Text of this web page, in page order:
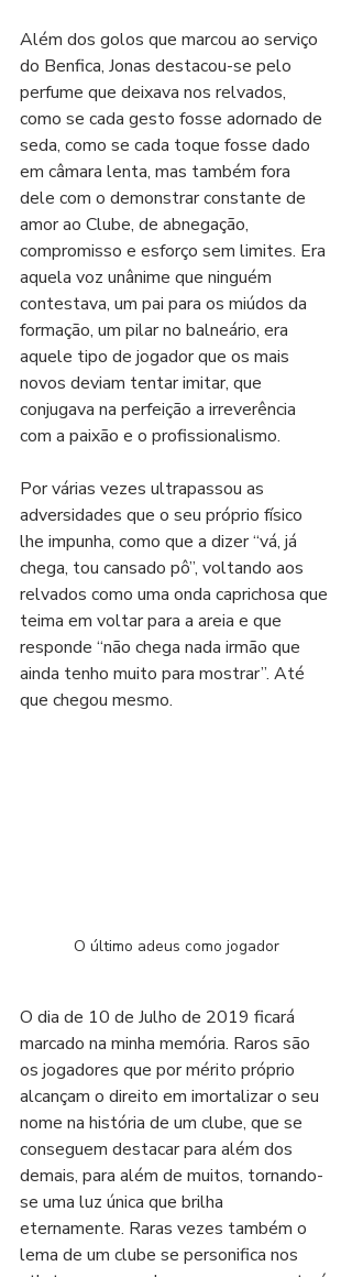
Além dos golos que marcou ao serviço
do Benfica, Jonas destacou-se pelo
perfume que deixava nos relvados,
como se cada gesto fosse adornado de
seda, como se cada toque fosse dado
em câmara lenta, mas também fora
dele com o demonstrar constante de
amor ao Clube, de abnegação,
compromisso e esforço sem limites. Era
aquela voz unânime que ninguém
contestava, um pai para os miúdos da
formação, um pilar no balneário, era
aquele tipo de jogador que os mais
novos deviam tentar imitar, que
conjugava na perfeição a irreverência
com a paixão e o profissionalismo.
Por várias vezes ultrapassou as
adversidades que o seu próprio físico
lhe impunha, como que a dizer “vá, já
chega, tou cansado pô”, voltando aos
relvados como uma onda caprichosa que
teima em voltar para a areia e que
responde “não chega nada irmão que
ainda tenho muito para mostrar”. Até
que chegou mesmo.
O último adeus como jogador
O dia de 10 de Julho de 2019 ficará
marcado na minha memória. Raros são
os jogadores que por mérito próprio
alcançam o direito em imortalizar o seu
nome na história de um clube, que se
conseguem destacar para além dos
demais, para além de muitos, tornando-
se uma luz única que brilha
eternamente. Raras vezes também o
lema de um clube se personifica nos